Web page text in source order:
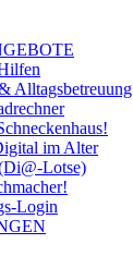
Alltagsbetreuung
im Alter
Lotse)
Login